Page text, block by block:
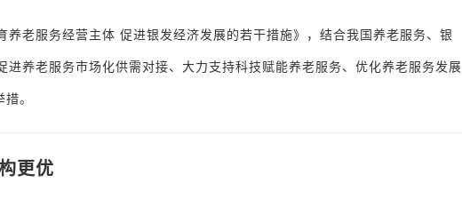
养老服务经营主体 促进银发经济发展的若干措施》，结合我国养老服务、银
进养老服务市场化供需对接、大力支持科技赋能养老服务、优化养老服务发展
。
更优